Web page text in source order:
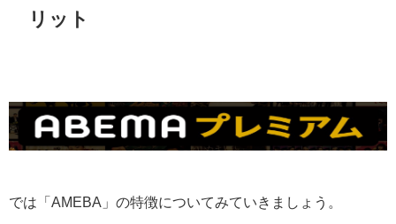
リット
では「AMEBA」の特徴についてみていきましょう。